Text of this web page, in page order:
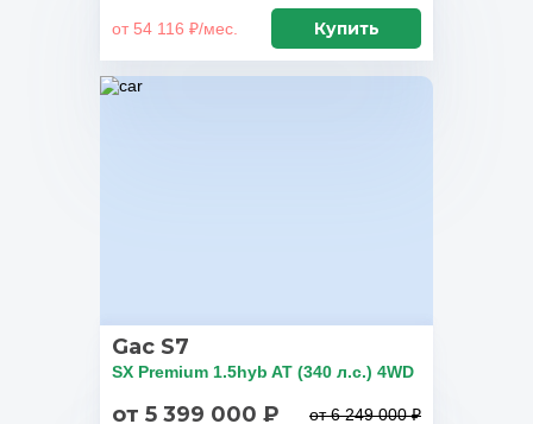
от 54 116 ₽/мес. Купить
Gac S7
SX Premium 1.5hyb AT (340 л.с.) 4WD
от 5 399 000 ₽ от 6 249 000 ₽